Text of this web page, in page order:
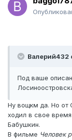
Валерий432
Под ваше
Ну вощкм да. Но от
ходил в свое
Бабушкин.
В фильме Человек